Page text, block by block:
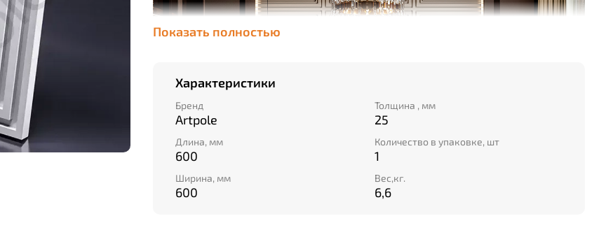
Гипсовые панели Artpole Barcode+led – это новое слово в мире дизайна
Показать полностью
Характеристики
Бренд
Artpole
Толщина , мм
25
Длина, мм
600
Количество в упаковке, шт
1
Ширина, мм
600
Вес,кг.
6,6